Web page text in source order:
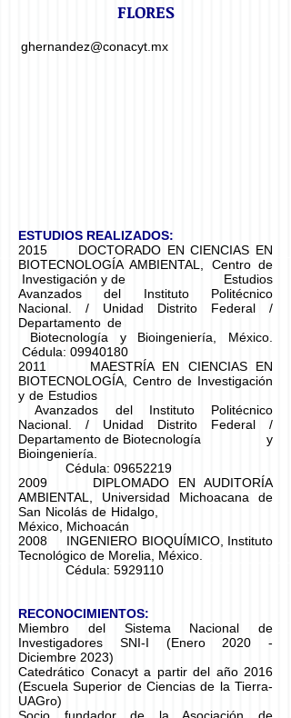
FLORES
ghernandez@conacyt.mx
ESTUDIOS REALIZADOS:
2015 DOCTORADO EN CIENCIAS EN
BIOTECNOLOGÍA AMBIENTAL, Centro de
Investigación y de Estudios
Avanzados del Instituto Politécnico
Nacional. / Unidad Distrito Federal /
Departamento de
Biotecnología y Bioingeniería, México.
Cédula: 09940180
2011 MAESTRÍA EN CIENCIAS EN
BIOTECNOLOGÍA, Centro de Investigación
y de Estudios
Avanzados del Instituto Politécnico
Nacional. / Unidad Distrito Federal /
Departamento de Biotecnología y
Bioingeniería.
Cédula: 09652219
2009 DIPLOMADO EN AUDITORÍA
AMBIENTAL, Universidad Michoacana de
San Nicolás de Hidalgo,
México, Michoacán
2008 INGENIERO BIOQUÍMICO, Instituto
Tecnológico de Morelia, México.
Cédula: 5929110
RECONOCIMIENTOS:
Miembro del Sistema Nacional de
Investigadores SNI-I (Enero 2020 -
Diciembre 2023)
​Catedrático Conacyt a partir del año 2016
(Escuela Superior de Ciencias de la Tierra-
UAGro)